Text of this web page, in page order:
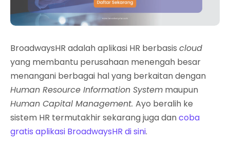
BroadwaysHR adalah aplikasi HR berbasis cloud
yang membantu perusahaan menengah besar
menangani berbagai hal yang berkaitan dengan
Human Resource Information System maupun
Human Capital Management. Ayo beralih ke
sistem HR termutakhir sekarang juga dancoba
gratis aplikasi BroadwaysHR di sini.